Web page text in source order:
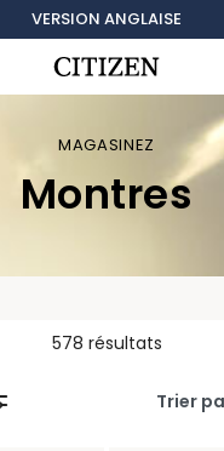
VERSION ANGLAISE
MAGASINEZ
Montres
578 résultats
Gérer la liste